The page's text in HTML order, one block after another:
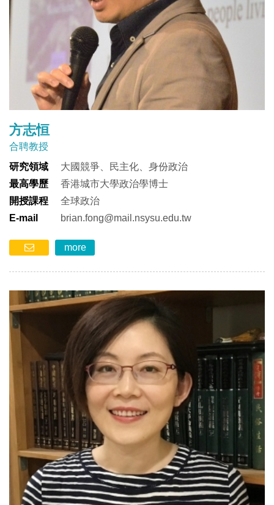
方志恒
合聘教授
研究領域
大國競爭、民主化、身份政治
最高學歷
香港城市大學政治學博士
開授課程
全球政治
E-mail
brian.fong@mail.nsysu.edu.tw
more